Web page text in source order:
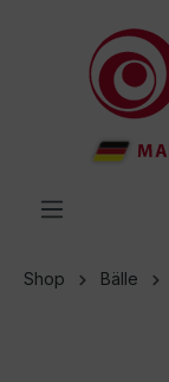
springen
Shop Bälle